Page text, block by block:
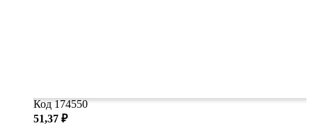
Код 174550
51,37 ₽